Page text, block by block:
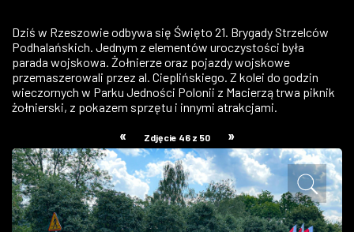
ZDJĘCIA
W RZESZOWIE
Dziś w Rzeszowie odbywa się Święto 21. Brygady Strzelców
Podhalańskich. Jednym z elementów uroczystości była
parada wojskowa. Żołnierze oraz pojazdy wojskowe
przemaszerowali przez al. Cieplińskiego. Z kolei do godzin
wieczornych w Parku Jedności Polonii z Macierzą trwa piknik
żołnierski, z pokazem sprzętu i innymi atrakcjami.
« Zdjęcie 46 z 50 »